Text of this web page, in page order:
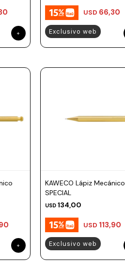
USD 66,30
Exclusivo web
KAWECO Lápiz Mecánico
SPECIAL
USD 134,00
USD 113,90
Exclusivo web